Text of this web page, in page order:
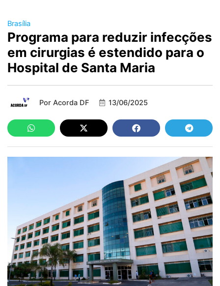
Brasília
Programa para reduzir infecções
em cirurgias é estendido para o
Hospital de Santa Maria
Por Acorda DF 13/06/2025